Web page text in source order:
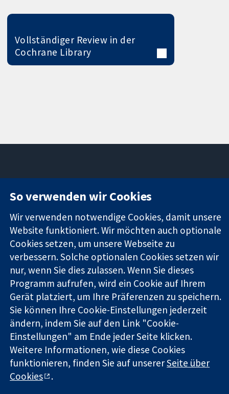
Vollständiger Review in der
Cochrane Library
Evidenz
Informierte
Entscheidungen
Bessere
Square
W1G0AN
Vereinigtes
Königreich
Neuigkeiten
Pressestelle
Über uns
Cochrane
Library
Die Cochrane Collaboration ist eine gemeinützige Organisation
(Nr. 1045921) und in England und in Wales als eine Gesellschaft
mit beschränkter Haftung (Nr. 03044323) registriert.
Umsatzsteuer-Identifikationsnummer GB 718 2127 49.
Copyright © 2026 The Cochrane Collaboration
Bedingungen für die Webseite
Datenschutz
So verwenden wir Cookies
Wir verwenden notwendige Cookies, damit unsere
Website funktioniert. Wir möchten auch optionale
Cookies setzen, um unsere Webseite zu
verbessern. Solche optionalen Cookies setzen wir
nur, wenn Sie dies zulassen. Wenn Sie dieses
Programm aufrufen, wird ein Cookie auf Ihrem
Gerät platziert, um Ihre Präferenzen zu speichern.
Sie können Ihre Cookie-Einstellungen jederzeit
ändern, indem Sie auf den Link "Cookie-
Einstellungen" am Ende jeder Seite klicken.
Weitere Informationen, wie diese Cookies
funktionieren, finden Sie auf unsererSeite über
Cookies
.